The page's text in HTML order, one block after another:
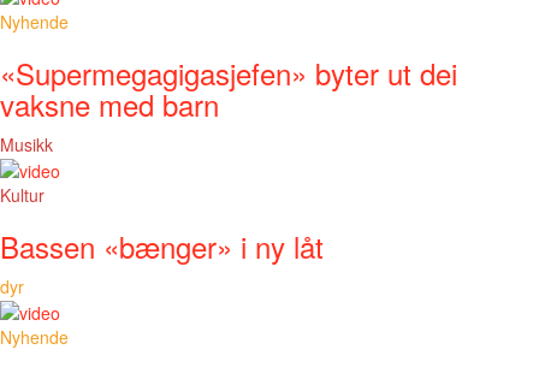
Nyhende
«Supermegagigasjefen» byter ut dei
vaksne med barn
Musikk
Kultur
Bassen «bænger» i ny låt
dyr
Nyhende